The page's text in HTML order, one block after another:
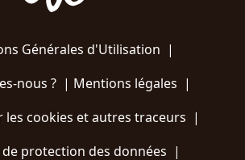
Générales d'Utilisation |
nous ?| Mentions légales |
les cookies et autres traceurs |
protection des données |